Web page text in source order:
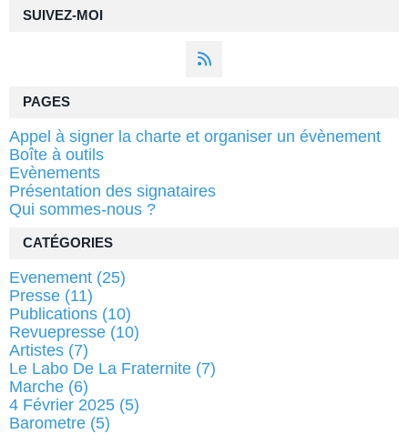
SUIVEZ-MOI
PAGES
Appel à signer la charte et organiser un évènement
Boîte à outils
Evènements
Présentation des signataires
Qui sommes-nous ?
CATÉGORIES
Evenement (25)
Presse (11)
Publications (10)
Revuepresse (10)
Artistes (7)
Le Labo De La Fraternite (7)
Marche (6)
4 Février 2025 (5)
Barometre (5)